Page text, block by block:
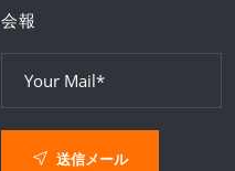
会報
送信メール